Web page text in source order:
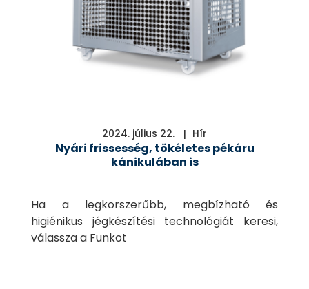
2024. július 22. Hír
Nyári frissesség, tökéletes pékáru
kánikulában is
Ha a legkorszerűbb, megbízható és
higiénikus jégkészítési technológiát keresi,
válassza a Funkot